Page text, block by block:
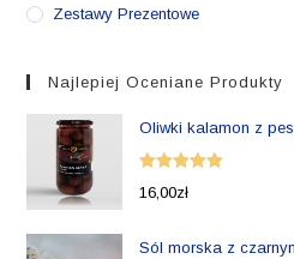
Zestawy Prezentowe
Najlepiej Oceniane Produkty
Oliwki kalamon z
Oceniono
16,00zł
Sól morska z